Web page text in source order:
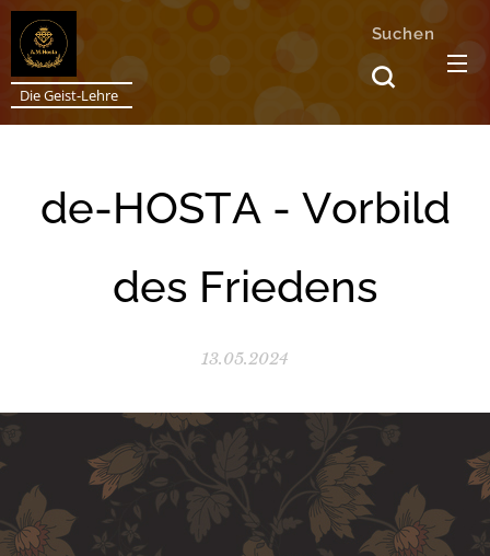
Die Geist-Lehre
Suchen
de-HOSTA - Vorbild
des Friedens
13.05.2024